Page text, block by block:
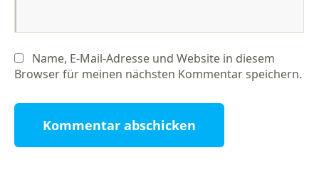
Name, E-Mail-Adresse und Website in diesem
Browser für meinen nächsten Kommentar speichern.